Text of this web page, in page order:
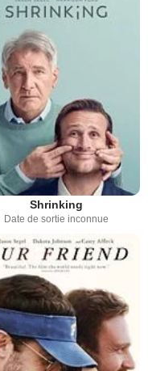
Shrinking
Date de sortie inconnue